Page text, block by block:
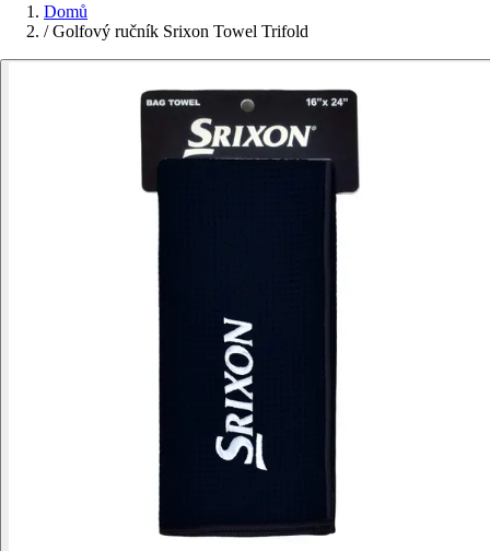
Domů
/ Golfový ručník Srixon Towel Trifold